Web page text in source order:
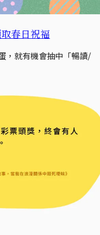
春日祝福
，就有機會抽中「暢讀/